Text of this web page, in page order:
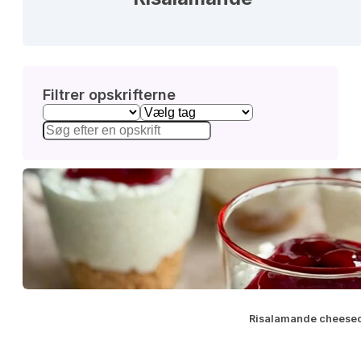
Filtrer opskrifterne
Risalamande